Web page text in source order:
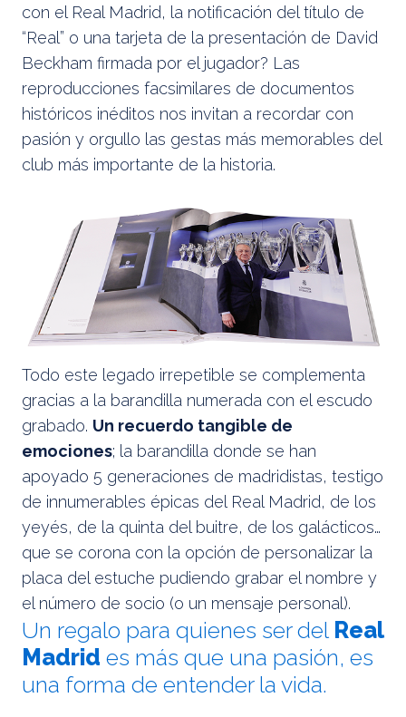
con el Real Madrid, la notificación del título de
“Real” o una tarjeta de la presentación de David
Beckham firmada por el jugador? Las
reproducciones facsimilares de documentos
históricos inéditos nos invitan a recordar con
pasión y orgullo las gestas más memorables del
club más importante de la historia.
Todo este legado irrepetible se complementa
gracias a la barandilla numerada con el escudo
grabado. Un recuerdo tangible de
emociones; la barandilla donde se han
apoyado 5 generaciones de madridistas, testigo
de innumerables épicas del Real Madrid, de los
yeyés, de la quinta del buitre, de los galácticos…
que se corona con la opción de personalizar la
placa del estuche pudiendo grabar el nombre y
el número de socio (o un mensaje personal).
Un regalo para quienes ser del Real
Madrid es más que una pasión, es
una forma de entender la vida.